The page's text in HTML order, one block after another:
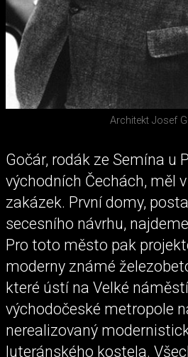
Architekt Josef
Gočár, rodák ze Semína u
východních Čechách, měl
zakázek. První domy,
secesního návrhu,
Pro toto město pak
moderny známé
které ústí na Velké
východočeské metropole
nerealizovaný
luteránského kostela.